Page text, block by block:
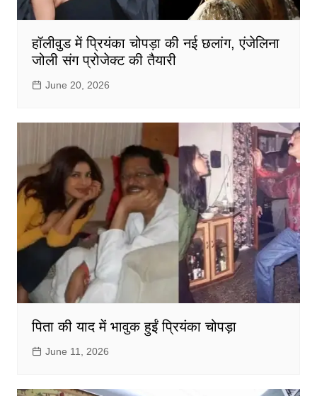
हॉलीवुड में प्रियंका चोपड़ा की नई छलांग, एंजेलिना
जोली संग प्रोजेक्ट की तैयारी
June 20, 2026
पिता की याद में भावुक हुईं प्रियंका चोपड़ा
June 11, 2026